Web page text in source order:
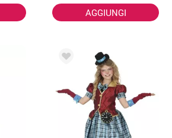
AGGIUNGI